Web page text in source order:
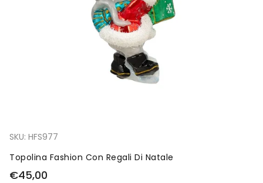
SKU: HFS977
Topolina Fashion Con Regali Di Natale
€45,00